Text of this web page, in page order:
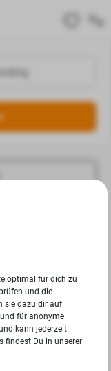
leider keine
optimal für dich zu
und die
sie dazu dir auf
für anonyme
kann jederzeit
findest Du in unserer